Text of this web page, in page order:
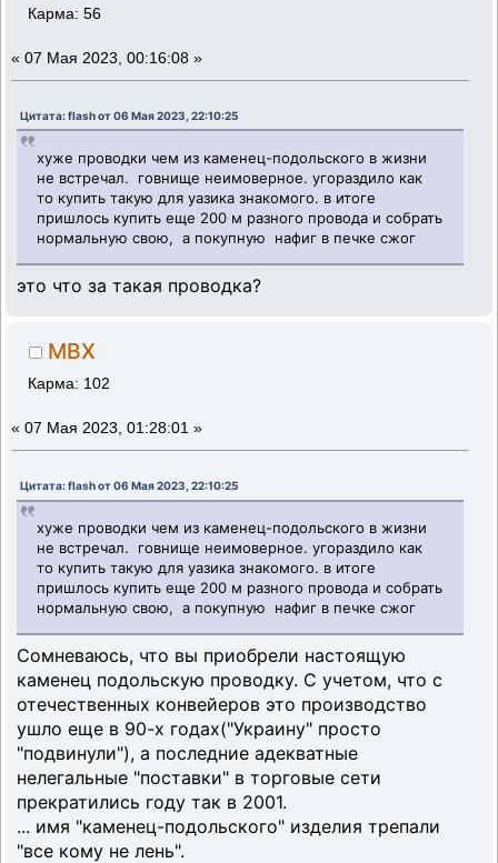
Карма: 56
« 07 Мая 2023, 00:16:08 »
Цитата: flash от 06 Мая 2023, 22:10:25
хуже проводки чем из каменец-подольского в жизни
не встречал. говнище неимоверное. угораздило как
то купить такую для уазика знакомого. в итоге
пришлось купить еще 200 м разного провода и собрать
нормальную свою, а покупную нафиг в печке сжог
это что за такая проводка?
MBX
Карма: 102
« 07 Мая 2023, 01:28:01 »
Цитата: flash от 06 Мая 2023, 22:10:25
хуже проводки чем из каменец-подольского в жизни
не встречал. говнище неимоверное. угораздило как
то купить такую для уазика знакомого. в итоге
пришлось купить еще 200 м разного провода и собрать
нормальную свою, а покупную нафиг в печке сжог
Сомневаюсь, что вы приобрели настоящую
каменец подольскую проводку. С учетом, что с
отечественных конвейеров это производство
ушло еще в 90-х годах("Украину" просто
"подвинули"), а последние адекватные
нелегальные "поставки" в торговые сети
прекратились году так в 2001.
... имя "каменец-подольского" изделия трепали
"все кому не лень".